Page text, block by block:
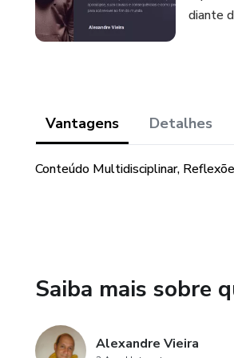
diante
Vantagens Detalhes
Conteúdo Multidisciplinar,
Saiba mais sobre
Alexandre Vieira